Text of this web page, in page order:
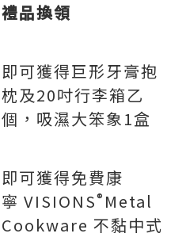
禮品換領
即可獲得巨形牙膏抱
枕及20吋行李箱乙
個，吸濕大笨象1盒
即可獲得免費康
寧 VISIONS® Metal
Cookware 不黏中式